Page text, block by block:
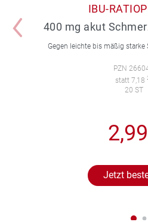
IBU-
400 mg akut
Gegen leichte bis mäßig starke
PZN
statt 7,18
20 ST
Jetzt